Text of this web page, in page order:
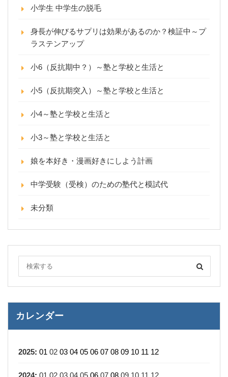
小学生 中学生の脱毛
身長が伸びるサプリは効果があるのか？検証中～プ
ラステンアップ
小6（反抗期中？）～塾と学校と生活と
小5（反抗期突入）～塾と学校と生活と
小4～塾と学校と生活と
小3～塾と学校と生活と
娘を本好き・漫画好きにしよう計画
中学受験（受検）のための塾代と模試代
未分類
カレンダー
2025: 01 02 03 04 05 06 07 08 09 10 11 12